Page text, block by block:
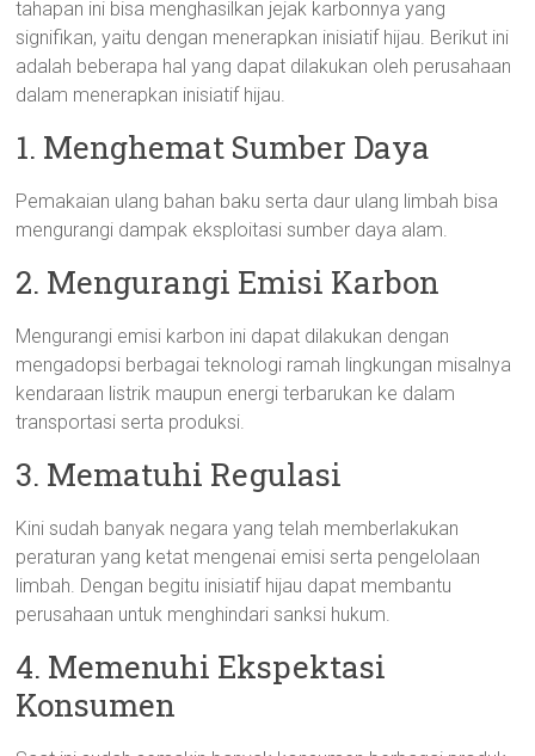
tahapan ini bisa menghasilkan jejak karbonnya yang
signifikan, yaitu dengan menerapkan inisiatif hijau. Berikut ini
adalah beberapa hal yang dapat dilakukan oleh perusahaan
dalam menerapkan inisiatif hijau.
1. Menghemat Sumber Daya
Pemakaian ulang bahan baku serta daur ulang limbah bisa
mengurangi dampak eksploitasi sumber daya alam.
2. Mengurangi Emisi Karbon
Mengurangi emisi karbon ini dapat dilakukan dengan
mengadopsi berbagai teknologi ramah lingkungan misalnya
kendaraan listrik maupun energi terbarukan ke dalam
transportasi serta produksi.
3. Mematuhi Regulasi
Kini sudah banyak negara yang telah memberlakukan
peraturan yang ketat mengenai emisi serta pengelolaan
limbah. Dengan begitu inisiatif hijau dapat membantu
perusahaan untuk menghindari sanksi hukum.
4. Memenuhi Ekspektasi
Konsumen